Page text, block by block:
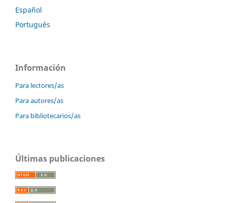
Español
Português
Información
Para lectores/as
Para autores/as
Para bibliotecarios/as
Últimas publicaciones